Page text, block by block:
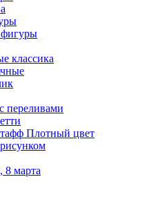
классика
переливами
Плотный цвет
8 марта